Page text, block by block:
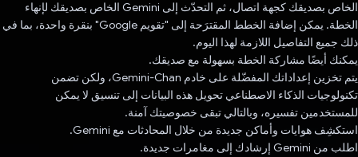
الخاص بصديقك كجهة اتصال، ثم التحدّث إلى Gemini الخاص بصديقك لإنهاء
الخطة. يمكن إضافة الخطط المقترَحة إلى "تقويم Google" بنقرة واحدة، بما في
ذلك جميع التفاصيل اللازمة لهذا اليوم.
يمكنك أيضًا مشاركة الخطة بسهولة مع صديقك.
يتم تخزين إعداداتك المفضّلة على خادم Gemini-Chan، ولكن تضمن
تكنولوجيات الذكاء الاصطناعي تحويل هذه البيانات إلى تنسيق لا يمكن
للمستخدمين تفسيره، وبالتالي تبقى خصوصيتك آمنة.
استكشِف هوايات وأماكن جديدة من خلال المحادثات مع Gemini.
اطلب من Gemini إرشادك إلى مغامرات جديدة.